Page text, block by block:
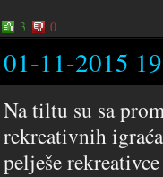
3 0
01-11-2015
Na tiltu su sa
rekreativnih
pelješe